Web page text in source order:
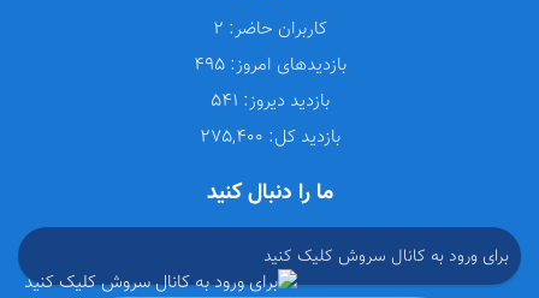
کاربران حاضر:
بازدیدهای امروز: 495
بازدید دیروز:
بازدید کل:
ما را دنبال کنید
برای ورود به کانال سروش کلیک کنید